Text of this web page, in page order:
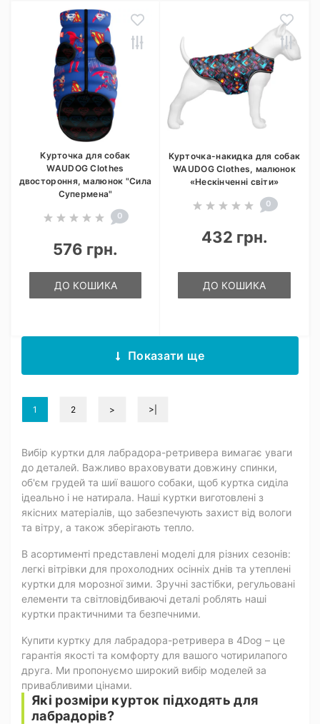
Курточка для собак
WAUDOG Clothes
двостороння, малюнок "Сила
Супермена"
0
576 грн.
ДО КОШИКА
Курточка-накидка для собак
WAUDOG Clothes, малюнок
«Нескінченні світи»
0
432 грн.
ДО КОШИКА
Показати ще
1 2 > >|
Вибір куртки для лабрадора-ретривера вимагає уваги
до деталей. Важливо враховувати довжину спинки,
об'єм грудей та шиї вашого собаки, щоб куртка сиділа
ідеально і не натирала. Наші куртки виготовлені з
якісних матеріалів, що забезпечують захист від вологи
та вітру, а також зберігають тепло.
В асортименті представлені моделі для різних сезонів:
легкі вітрівки для прохолодних осінніх днів та утеплені
куртки для морозної зими. Зручні застібки, регульовані
елементи та світловідбиваючі деталі роблять наші
куртки практичними та безпечними.
Купити куртку для лабрадора-ретривера в 4Dog – це
гарантія якості та комфорту для вашого чотирилапого
друга. Ми пропонуємо широкий вибір моделей за
привабливими цінами.
Які розміри курток підходять для
лабрадорів?